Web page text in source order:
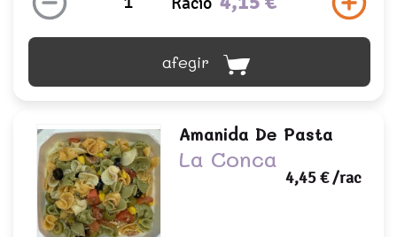
afegir
Amanida De Pasta
La Conca
4,45 €/rac